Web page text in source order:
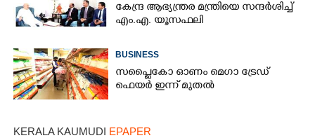
കേന്ദ്ര ആഭ്യന്ത്രര മന്ത്രിയെ സന്ദർശിച്ച്
എം.എ. യൂസഫലി
BUSINESS
സപ്ലൈകോ ഓണം മെഗാ ട്രേഡ്
ഫെയർ ഇന്ന് മുതൽ
KERALA KAUMUDI EPAPER